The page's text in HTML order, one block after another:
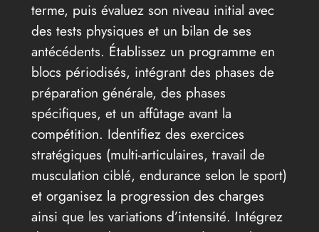
terme, puis évaluez son niveau initial avec
des tests physiques et un bilan de ses
antécédents. Établissez un programme en
blocs périodisés, intégrant des phases de
préparation générale, des phases
spécifiques, et un affûtage avant la
compétition. Identifiez des exercices
stratégiques (multi-articulaires, travail de
musculation ciblé, endurance selon le sport)
et organisez la progression des charges
ainsi que les variations d’intensité. Intégrez